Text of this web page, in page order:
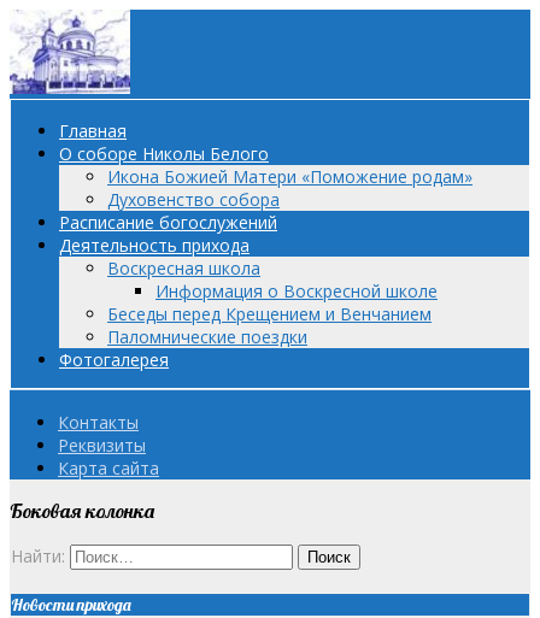
Главная
О соборе Николы Белого
Икона Божией Матери «Поможение родам»
Духовенство собора
Расписание богослужений
Деятельность прихода
Воскресная школа
Информация о Воскресной школе
Беседы перед Крещением и Венчанием
Паломнические поездки
Фотогалерея
Контакты
Реквизиты
Карта сайта
Боковая колонка
Найти:
Новости прихода